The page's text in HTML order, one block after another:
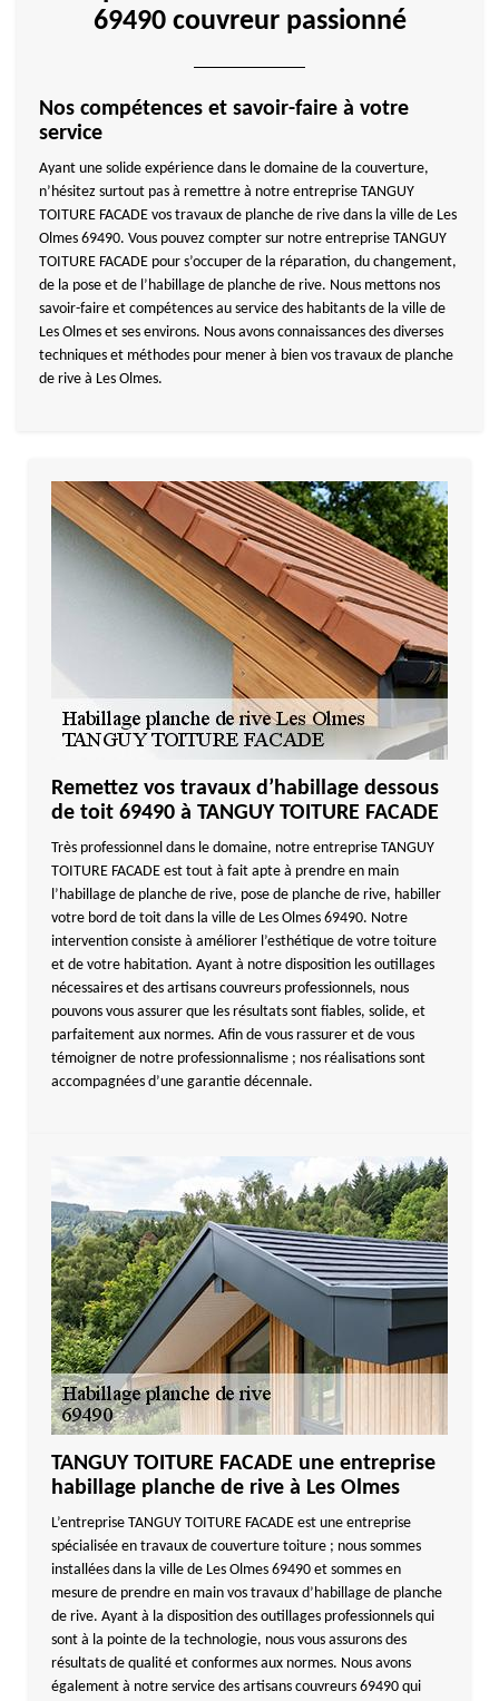
69490 couvreur passionné
Nos compétences et savoir-faire à votre
service
Ayant une solide expérience dans le domaine de la couverture,
n’hésitez surtout pas à remettre à notre entreprise TANGUY
TOITURE FACADE vos travaux de planche de rive dans la ville de Les
Olmes 69490. Vous pouvez compter sur notre entreprise TANGUY
TOITURE FACADE pour s’occuper de la réparation, du changement,
de la pose et de l’habillage de planche de rive. Nous mettons nos
savoir-faire et compétences au service des habitants de la ville de
Les Olmes et ses environs. Nous avons connaissances des diverses
techniques et méthodes pour mener à bien vos travaux de planche
de rive à Les Olmes.
Remettez vos travaux d’habillage dessous
de toit 69490 à TANGUY TOITURE FACADE
Très professionnel dans le domaine, notre entreprise TANGUY
TOITURE FACADE est tout à fait apte à prendre en main
l’habillage de planche de rive, pose de planche de rive, habiller
votre bord de toit dans la ville de Les Olmes 69490. Notre
intervention consiste à améliorer l’esthétique de votre toiture
et de votre habitation. Ayant à notre disposition les outillages
nécessaires et des artisans couvreurs professionnels, nous
pouvons vous assurer que les résultats sont fiables, solide, et
parfaitement aux normes. Afin de vous rassurer et de vous
témoigner de notre professionnalisme ; nos réalisations sont
accompagnées d’une garantie décennale.
TANGUY TOITURE FACADE une entreprise
habillage planche de rive à Les Olmes
L’entreprise TANGUY TOITURE FACADE est une entreprise
spécialisée en travaux de couverture toiture ; nous sommes
installées dans la ville de Les Olmes 69490 et sommes en
mesure de prendre en main vos travaux d’habillage de planche
de rive. Ayant à la disposition des outillages professionnels qui
sont à la pointe de la technologie, nous vous assurons des
résultats de qualité et conformes aux normes. Nous avons
également à notre service des artisans couvreurs 69490 qui